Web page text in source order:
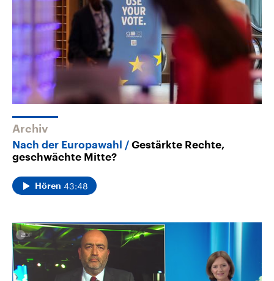
Archiv
Nach der Europawahl
Gestärkte Rechte,
geschwächte Mitte?
Hören 43:48